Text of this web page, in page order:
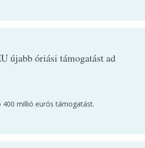
újabb óriási támogatást ad
400 millió eurós támogatást.